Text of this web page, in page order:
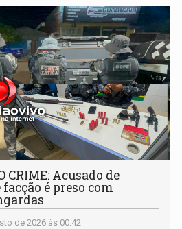
CRIME: Acusado de
é preso com
de 2026 às 00:42